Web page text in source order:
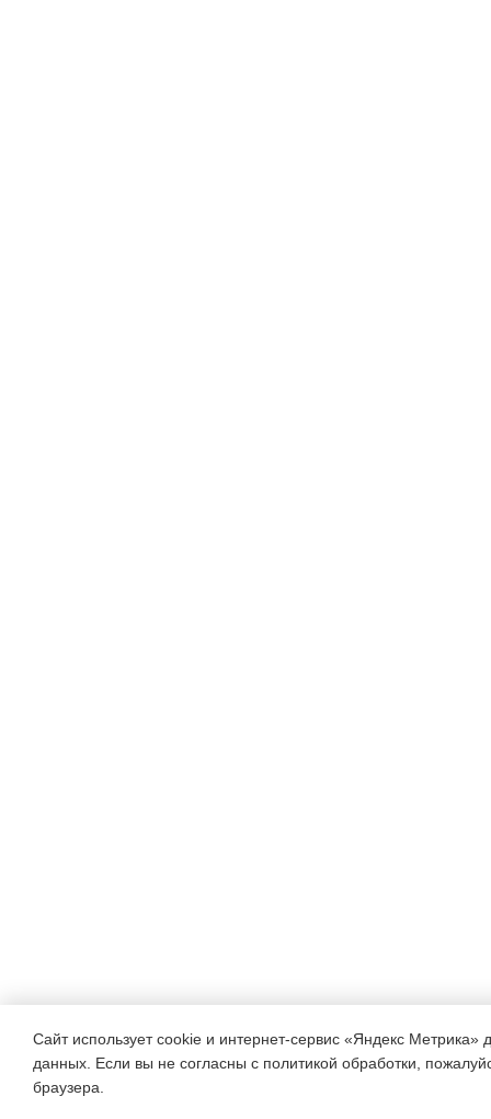
Сайт использует cookie и интернет-сервис «Яндекс Метрика»
данных. Если вы не согласны с политикой обработки,
браузера.